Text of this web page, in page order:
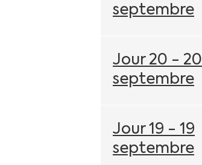
septembre
Jour 20 - 20
septembre
Jour 19 - 19
septembre